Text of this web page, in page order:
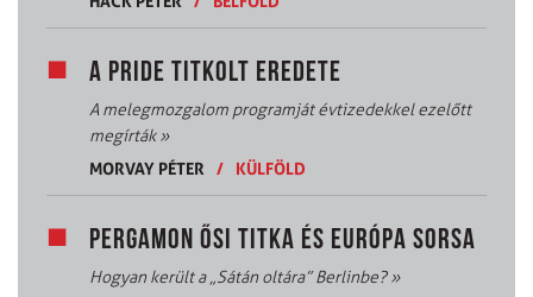
A PRIDE TITKOLT EREDETE
A melegmozgalom programját évtizedekkel ezelőtt
megírták»
MORVAY PÉTER
/ KÜLFÖLD
PERGAMON ŐSI TITKA ÉS EURÓPA SORSA
Hogyan került a „Sátán oltára” Berlinbe?»